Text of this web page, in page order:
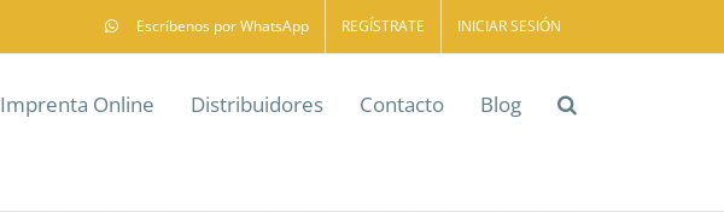
Escríbenos por WhatsApp REGÍSTRATE INICIAR SESIÓN
Imprenta Online Distribuidores Contacto Blog